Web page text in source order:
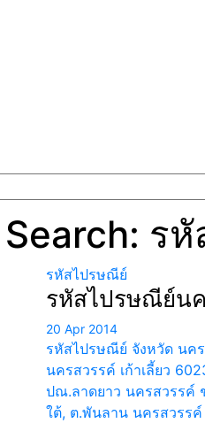
Search: ร
รหัสไปรษณีย์
รหัสไปรษณีย์น
20 Apr 2014
รหัสไปรษณีย์ จังหวัด นค
นครสวรรค์ เก้าเลี้ยว
ปณ.ลาดยาว นครสวรรค์
ใต้, ต.พันลาน นครสวรร